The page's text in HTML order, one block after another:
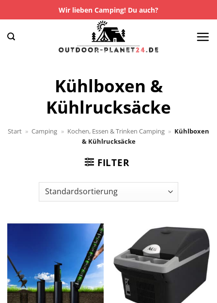
Inhalt
springen
Wir lieben Camping! Du auch?
Kühlboxen &
Kühlrucksäcke
Start » Camping » Kochen, Essen & Trinken Camping » Kühlboxen
& Kühlrucksäcke
FILTER